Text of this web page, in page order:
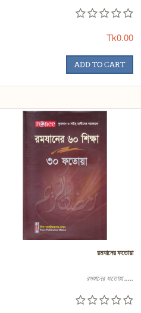
Tk0.00
ADD TO CART
রমযানের ফতোয়া
রমযানের ফতোয়া .....